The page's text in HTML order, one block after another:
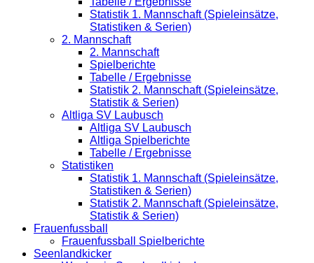
Statistik 1. Mannschaft (Spieleinsätze,
Statistiken & Serien)
2. Mannschaft
2. Mannschaft
Spielberichte
Tabelle / Ergebnisse
Statistik 2. Mannschaft (Spieleinsätze,
Statistik & Serien)
Altliga SV Laubusch
Altliga SV Laubusch
Altliga Spielberichte
Tabelle / Ergebnisse
Statistiken
Statistik 1. Mannschaft (Spieleinsätze,
Statistiken & Serien)
Statistik 2. Mannschaft (Spieleinsätze,
Statistik & Serien)
Frauenfussball
Frauenfussball Spielberichte
Seenlandkicker